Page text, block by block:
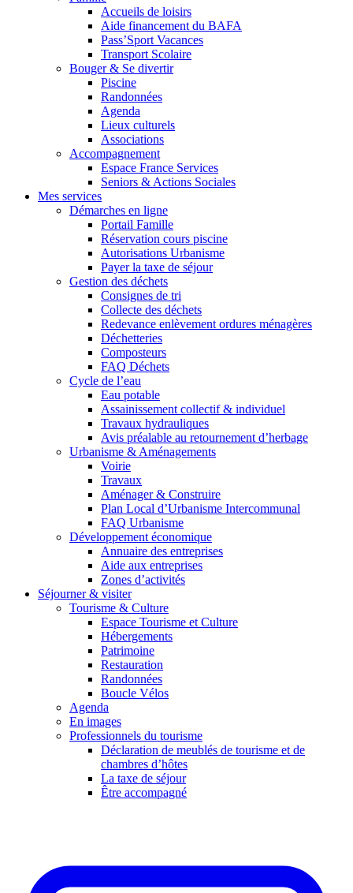
Accueils de loisirs
Aide financement du BAFA
Pass’Sport Vacances
Transport Scolaire
Bouger & Se divertir
Piscine
Randonnées
Agenda
Lieux culturels
Associations
Accompagnement
Espace France Services
Seniors & Actions Sociales
Mes services
Démarches en ligne
Portail Famille
Réservation cours piscine
Autorisations Urbanisme
Payer la taxe de séjour
Gestion des déchets
Consignes de tri
Collecte des déchets
Redevance enlèvement ordures ménagères
Déchetteries
Composteurs
FAQ Déchets
Cycle de l’eau
Eau potable
Assainissement collectif & individuel
Travaux hydrauliques
Avis préalable au retournement d’herbage
Urbanisme & Aménagements
Voirie
Travaux
Aménager & Construire
Plan Local d’Urbanisme Intercommunal
FAQ Urbanisme
Développement économique
Annuaire des entreprises
Aide aux entreprises
Zones d’activités
Séjourner & visiter
Tourisme & Culture
Espace Tourisme et Culture
Hébergements
Patrimoine
Restauration
Randonnées
Boucle Vélos
Agenda
En images
Professionnels du tourisme
Déclaration de meublés de tourisme et de
chambres d’hôtes
La taxe de séjour
Être accompagné